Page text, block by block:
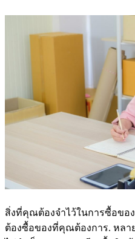
สิ่งที่คุณต้องจำไว้ในการซื้อของ
ต้องซื้อของที่คุณต้องการ. หลา